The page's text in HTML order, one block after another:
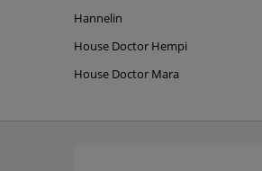
Hannelin
House Doctor Hempi
House Doctor Mara